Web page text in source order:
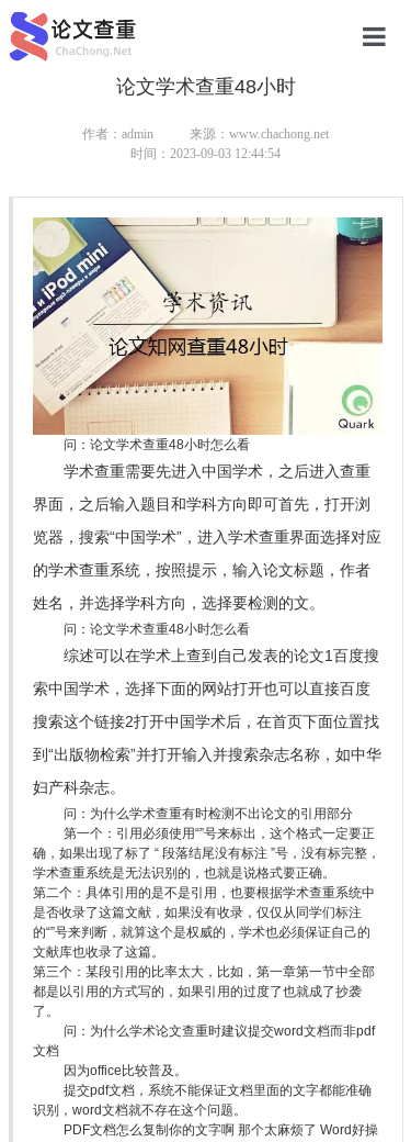
本科论文
硕士论文
博士论文
论文学术查重48小时
作者：admin
来源：www.chachong.net
时间：2023-09-03 12:44:54
问：论文学术查重48小时怎么看
学术查重需要先进入中国学术，之后进入查重
界面，之后输入题目和学科方向即可首先，打开浏
览器，搜索“中国学术”，进入学术查重界面选择对应
的学术查重系统，按照提示，输入论文标题，作者
姓名，并选择学科方向，选择要检测的文。
问：论文学术查重48小时怎么看
综述可以在学术上查到自己发表的论文1百度搜
索中国学术，选择下面的网站打开也可以直接百度
搜索这个链接2打开中国学术后，在首页下面位置找
到“出版物检索”并打开输入并搜索杂志名称，如中华
妇产科杂志。
问：为什么学术查重有时检测不出论文的引用部分
第一个：引用必须使用“”号来标出，这个格式一定要正
确，如果出现了标了 “ 段落结尾没有标注 ”号，没有标完整，
学术查重系统是无法识别的，也就是说格式要正确。
第二个：具体引用的是不是引用，也要根据学术查重系统中
是否收录了这篇文献，如果没有收录，仅仅从同学们标注
的“”号来判断，就算这个是权威的，学术也必须保证自己的
文献库也收录了这篇。
第三个：某段引用的比率太大，比如，第一章第一节中全部
都是以引用的方式写的，如果引用的过度了也就成了抄袭
了。
问：为什么学术论文查重时建议提交word文档而非pdf
文档
因为office比较普及。
提交pdf文档，系统不能保证文档里面的文字都能准确
识别，word文档就不存在这个问题。
PDF文档怎么复制你的文字啊 那个太麻烦了 Word好操